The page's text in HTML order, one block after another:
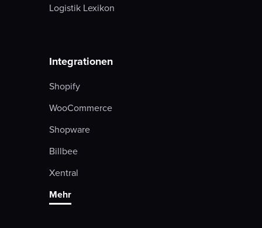
Logistik Lexikon
Integrationen
Shopify
WooCommerce
Shopware
Billbee
Xentral
Mehr